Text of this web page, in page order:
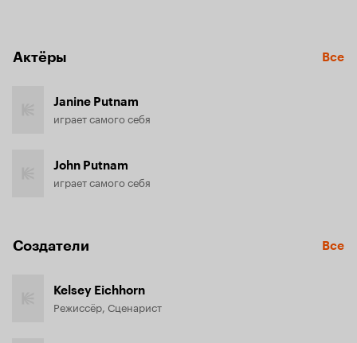
Актёры Все
Janine Putnam
играет самого себя
John Putnam
играет самого себя
Создатели Все
Kelsey Eichhorn
Режиссёр, Сценарист